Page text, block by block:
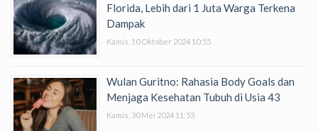
Florida, Lebih dari 1 Juta Warga Terkena
Dampak
Kamis, 10 Oktober 2024 10:55
Wulan Guritno: Rahasia Body Goals dan
Menjaga Kesehatan Tubuh di Usia 43
Kamis, 30 Mei 2024 11:53